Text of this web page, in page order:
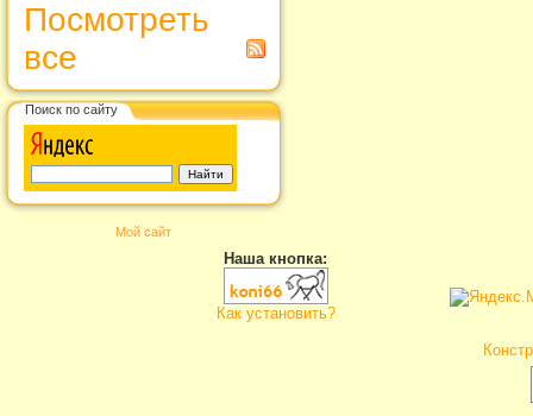
Посмотреть
все
Поиск по сайту
Мой сайт
Наша кнопка:
Как установить?